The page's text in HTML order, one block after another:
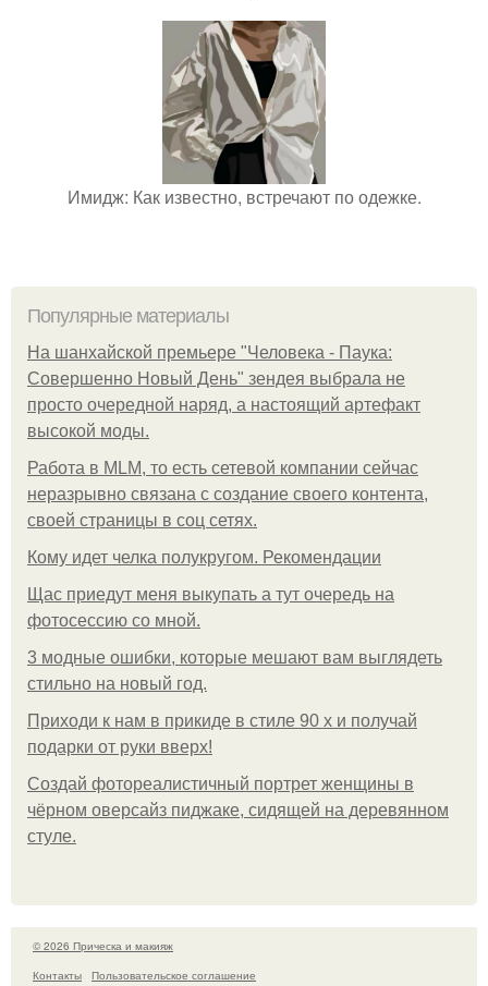
Имидж: Как известно, встречают по одежке.
Популярные материалы
На шанхайской премьере "Человека - Паука:
Совершенно Новый День" зендея выбрала не
просто очередной наряд, а настоящий артефакт
высокой моды.
Работа в MLM, то есть сетевой компании сейчас
неразрывно связана с создание своего контента,
своей страницы в соц сетях.
Кому идет челка полукругом. Рекомендации
Щас приедут меня выкупать а тут очередь на
фотосессию со мной.
3 модные ошибки, которые мешают вам выглядеть
стильно на новый год.
Приходи к нам в прикиде в стиле 90 х и получай
подарки от руки вверх!
Создай фотореалистичный портрет женщины в
чёрном оверсайз пиджаке, сидящей на деревянном
стуле.
© 2026 Прическа и макияж
Контакты
Пользовательское соглашение